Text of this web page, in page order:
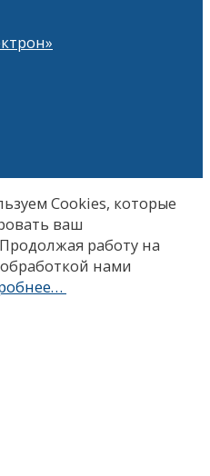
Сookies, которые
ваш
работу на
нами